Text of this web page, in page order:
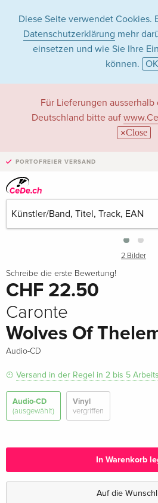
Diese Seite verwendet Cookies.
Datenschutzerklärung mehr
einsetzen und wie Sie Ihre
können. OK
Für Lieferungen
Deutschland bitte auf
Close
PORTOFREIER VERSAND
2 Bilder
Schreibe die erste Bewertung!
CHF 22.50
Caronte
Wolves Of
Audio-CD
Versand in der Regel in 2 bis 5
Audio-CD
(ausgewählt)
Vinyl
vergriffen
In Warenkorb
Auf die